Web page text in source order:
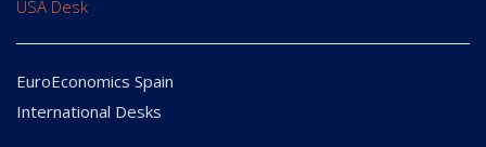
USA Desk
EuroEconomics Spain
International Desks